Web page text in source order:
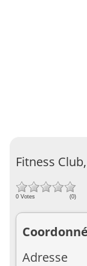
Fitness
0 Votes (0)
Adresse